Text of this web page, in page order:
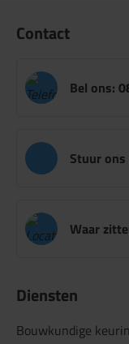
Contact
Bel ons:
Stuur ons
Waar
Diensten
Bouwkundige